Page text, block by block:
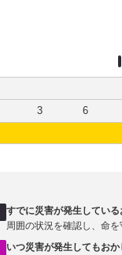
3 6
すでに災害が発生している
周囲の状況を確認し、命を
いつ災害が発生してもお